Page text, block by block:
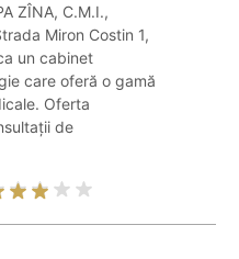
ZÎNA, C.M.I.,
Miron Costin 1,
un cabinet
care oferă o gamă
Oferta
de